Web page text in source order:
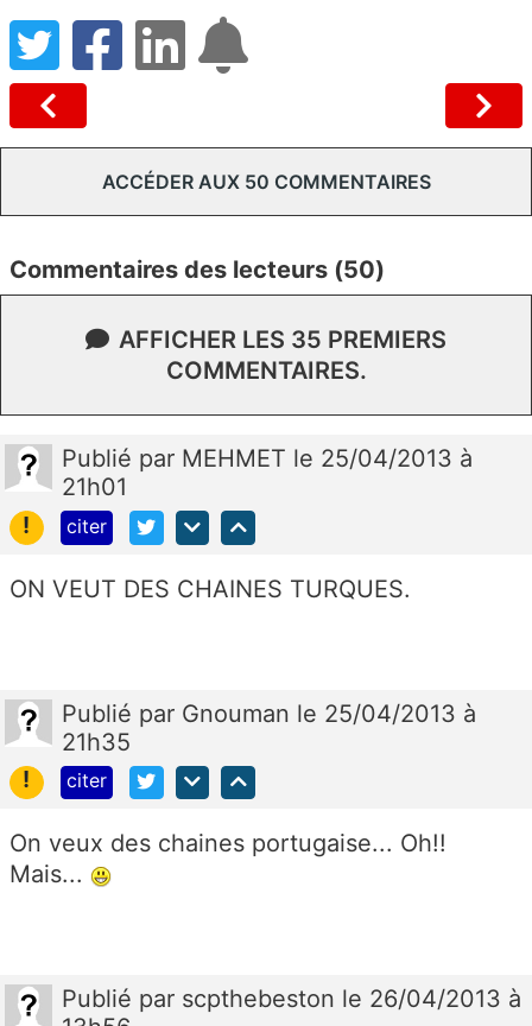
ACCÉDER AUX 50 COMMENTAIRES
Commentaires des lecteurs (50)
AFFICHER LES 35 PREMIERS
COMMENTAIRES.
Publié par MEHMET le 25/04/2013 à
21h01
!
citer
ON VEUT DES CHAINES TURQUES.
Publié par Gnouman le 25/04/2013 à
21h35
!
citer
On veux des chaines portugaise... Oh!!
Mais...
Publié par scpthebeston le 26/04/2013 à